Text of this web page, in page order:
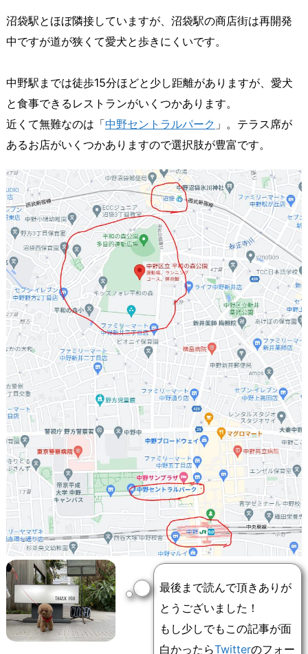
沼袋駅とほぼ隣接していますが、沼袋駅の商店街は再開発
中ですが道が狭くて愛犬と歩きにくいです。
中野駅までは徒歩15分ほどと少し距離がありますが、愛犬
と食事できるレストランがいくつかあります。
近くて無難なのは「中野セントラルパーク 」。テラス席が
あるお店がいくつかありますので選択肢が豊富です。
最後まで読んで頂きありが
とうございました！
もし少しでもこの記事が面
白かったらTwitterのフォー